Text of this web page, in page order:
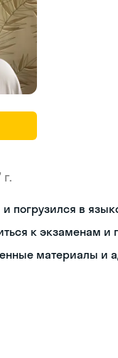
погрузился в
к экзаменам и
материалы и